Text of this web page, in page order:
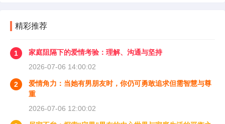
精彩推荐
1
家庭阻隔下的爱情考验：理解、沟通与坚持
2026-07-06 14:00:02
2
爱情角力：当她有男朋友时，你仍可勇敢追求但需智慧与尊
重
2026-07-06 12:00:02